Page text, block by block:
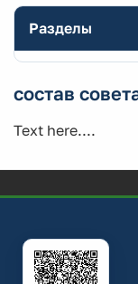
Разделы
состав
Text here....